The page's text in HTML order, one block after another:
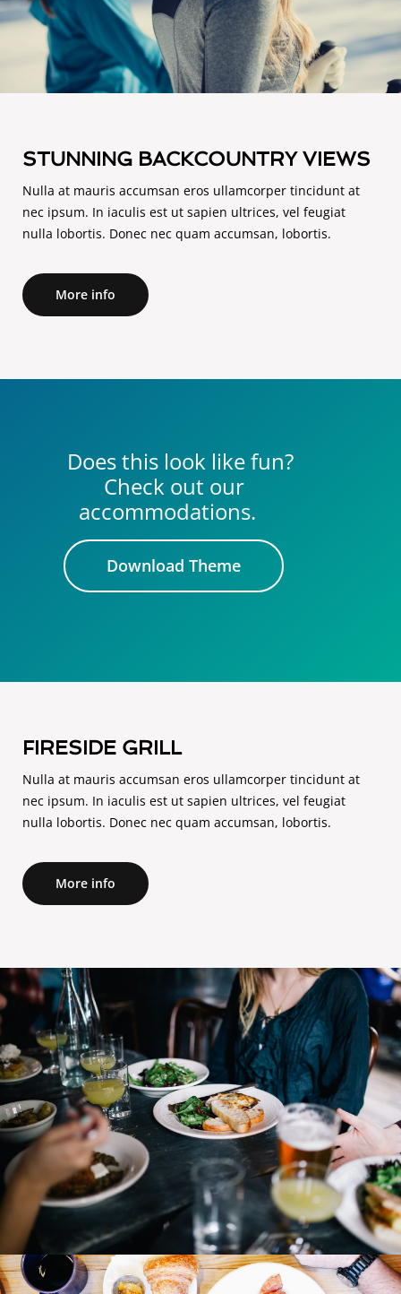
STUNNING BACKCOUNTRY VIEWS
Nulla at mauris accumsan eros ullamcorper tincidunt at
nec ipsum. In iaculis est ut sapien ultrices, vel feugiat
nulla lobortis. Donec nec quam accumsan, lobortis.
More info
Does this look like fun?
Check out our
accommodations.
Download Theme
FIRESIDE GRILL
Nulla at mauris accumsan eros ullamcorper tincidunt at
nec ipsum. In iaculis est ut sapien ultrices, vel feugiat
nulla lobortis. Donec nec quam accumsan, lobortis.
More info